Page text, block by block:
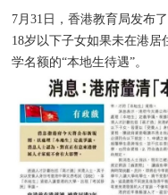
7月31日，香港教育局发布
18岁以下子女如果未在港
学名额的“本地生待遇”。